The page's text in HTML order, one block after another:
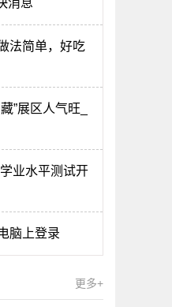
消息
法简单，好吃
”展区人气旺_
业水平测试开
脑上登录
更多+